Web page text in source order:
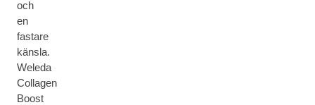
och
en
fastare
känsla.
Weleda
Collagen
Boost